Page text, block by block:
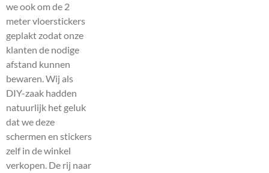
we ook om de 2
meter vloerstickers
geplakt zodat onze
klanten de nodige
afstand kunnen
bewaren. Wij als
DIY-zaak hadden
natuurlijk het geluk
dat we deze
schermen en stickers
zelf in de winkel
verkopen. De rij naar